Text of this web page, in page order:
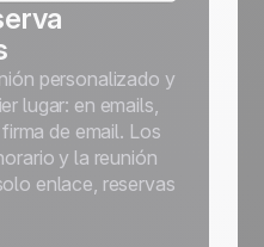
personalizado y
lugar: en emails,
de email. Los
y la reunión
enlace, reservas